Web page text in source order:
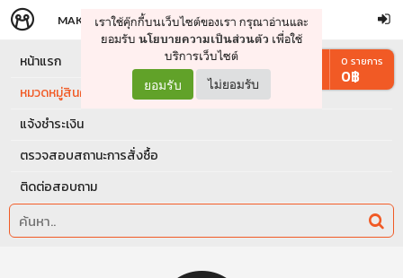
จัดการรถเข็น ดำเนินการต่อ
MAKERS STORE
เราใช้คุ๊กกี้บนเว็บไซต์ของเรา กรุณาอ่านและ
ยอมรับ นโยบายความเป็นส่วนตัว เพื่อใช้
บริการเว็บไซต์
ยอมรับ ไม่ยอมรับ
หน้าแรก
หมวดหมู่สินค้า
แจ้งชำระเงิน
ตรวจสอบสถานะการสั่งซื้อ
ติดต่อสอบถาม
0 รายการ
0฿